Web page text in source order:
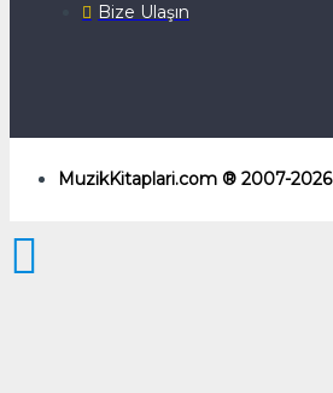
Bize Ulaşın
MuzikKitaplari.com ® 2007-2026